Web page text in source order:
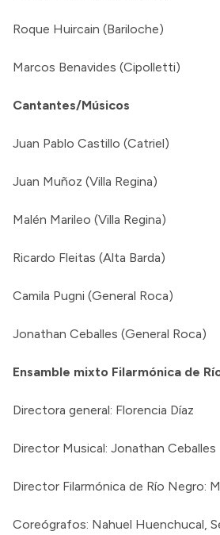
Roque Huircain (Bariloche)
Marcos Benavides (Cipolletti)
Cantantes/Músicos
Juan Pablo Castillo (Catriel)
Juan Muñoz (Villa Regina)
Malén Marileo (Villa Regina)
Ricardo Fleitas (Alta Barda)
Camila Pugni (General Roca)
Jonathan Ceballes (General Roca)
Ensamble mixto Filarmónica de
Directora general: Florencia Díaz
Director Musical: Jonathan Ceballes
Director Filarmónica de Río Negro:
Coreógrafos: Nahuel Huenchucal,